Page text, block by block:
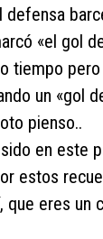
defensa
«el gol
tiempo
un «gol
pienso..
en este
estos
que eres un